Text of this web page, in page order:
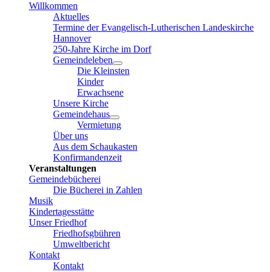
Willkommen
Aktuelles
Termine der Evangelisch-Lutherischen Landeskirche
Hannover
250-Jahre Kirche im Dorf
Gemeindeleben
Die Kleinsten
Kinder
Erwachsene
Unsere Kirche
Gemeindehaus
Vermietung
Über uns
Aus dem Schaukasten
Konfirmandenzeit
Veranstaltungen
Gemeindebücherei
Die Bücherei in Zahlen
Musik
Kindertagesstätte
Unser Friedhof
Friedhofsgbühren
Umweltbericht
Kontakt
Kontakt